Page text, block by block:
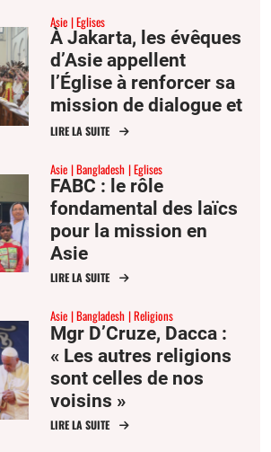
Asie Eglises
À Jakarta, les évêques
d’Asie appellent
l’Église à renforcer sa
mission de dialogue et
de réconciliation
LIRE LA SUITE
Asie Bangladesh Eglises
FABC : le rôle
fondamental des laïcs
pour la mission en
Asie
LIRE LA SUITE
Asie Bangladesh Religions
Mgr D’Cruze, Dacca :
« Les autres religions
sont celles de nos
voisins »
LIRE LA SUITE